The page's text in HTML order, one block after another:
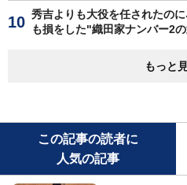
秀吉よりも大役を任されたの
も損をした"織田家ナンバー2
もっと
この記事の読者に
人気の記事